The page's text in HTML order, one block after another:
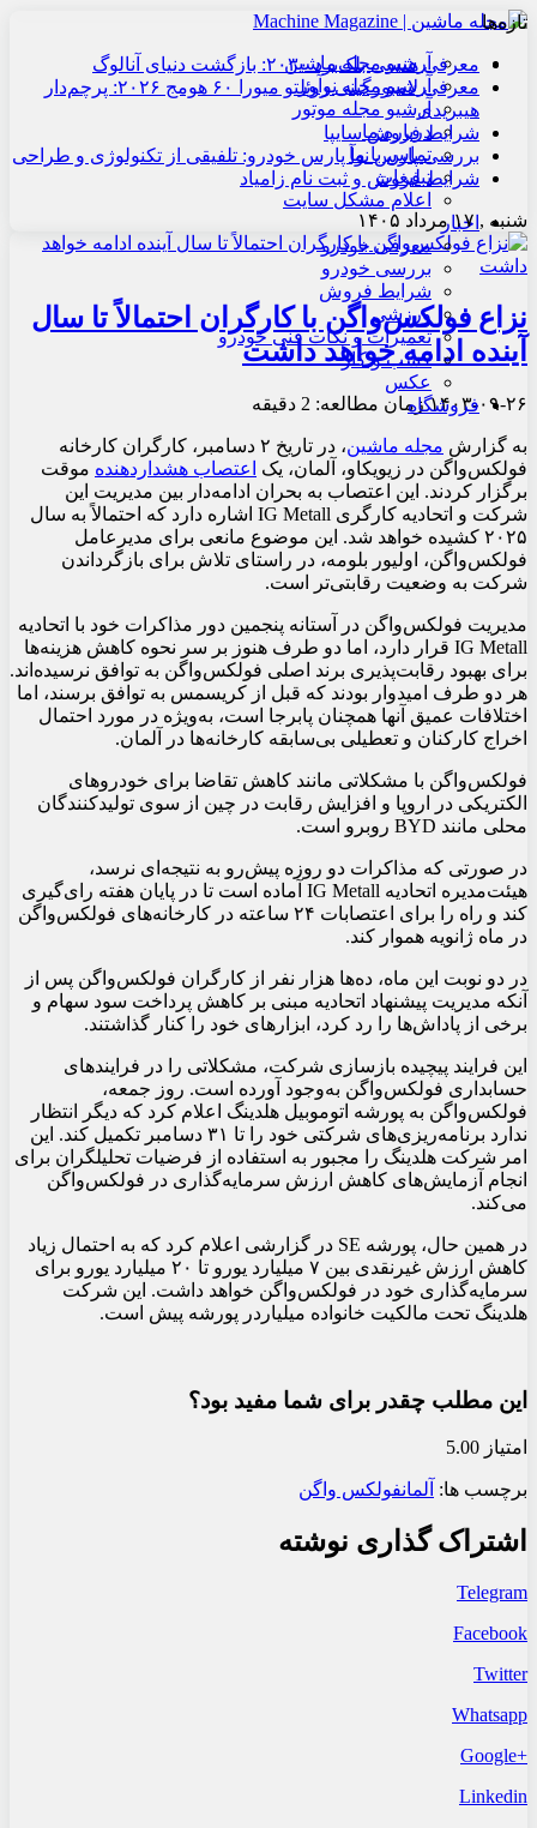
آرشیو مجله ماشین
آرشیو مجله نوآور
آرشیو مجله موتور
درباره ما
تماس با ما
تبلیغات
اعلام مشکل سایت
اخبار
معرفی خودرو
بررسی خودرو
شرایط فروش
ورزشی
تعمیرات و نکات فنی خودرو
کسب و کار
عکس
فروشگاه
تازه‌ها
معرفی هنسی بلک‌برد ۲۰۳۰: بازگشت دنیای آنالوگ
معرفی لامبورگینی روئلتو میورا ۶۰ هومج ۲۰۲۶: پرچم‌دار
هیبریدی
شرایط فروش سایپا
بررسی پارس نوآ پارس خودرو: تلفیقی از تکنولوژی و طراحی
شرایط فروش و ثبت نام زامیاد
شنبه , ۱۷ مرداد ۱۴۰۵
نزاع فولکس‌واگن با کارگران احتمالاً تا سال
آینده ادامه خواهد داشت
۱۴۰۳-۰۹-۲۶زمان مطالعه: 2 دقیقه
به گزارش مجله ماشین
، در تاریخ ۲ دسامبر، کارگران کارخانه
فولکس‌واگن در زیویکاو، آلمان، یک
اعتصاب هشداردهنده موقت
برگزار کردند. این اعتصاب به بحران ادامه‌دار بین مدیریت این
شرکت و اتحادیه کارگری IG Metall اشاره دارد که احتمالاً به سال
۲۰۲۵ کشیده خواهد شد. این موضوع مانعی برای مدیرعامل
فولکس‌واگن، اولیور بلومه، در راستای تلاش برای بازگرداندن
شرکت به وضعیت رقابتی‌تر است.
مدیریت فولکس‌واگن در آستانه پنجمین دور مذاکرات خود با اتحادیه
IG Metall قرار دارد، اما دو طرف هنوز بر سر نحوه کاهش هزینه‌ها
برای بهبود رقابت‌پذیری برند اصلی فولکس‌واگن به توافق نرسیده‌اند.
هر دو طرف امیدوار بودند که قبل از کریسمس به توافق برسند، اما
اختلافات عمیق آنها همچنان پابرجا است، به‌ویژه در مورد احتمال
اخراج کارکنان و تعطیلی بی‌سابقه کارخانه‌ها در آلمان.
فولکس‌واگن با مشکلاتی مانند کاهش تقاضا برای خودروهای
الکتریکی در اروپا و افزایش رقابت در چین از سوی تولیدکنندگان
محلی مانند BYD روبرو است.
در صورتی که مذاکرات دو روزه پیش‌رو به نتیجه‌ای نرسد،
هیئت‌مدیره اتحادیه IG Metall آماده است تا در پایان هفته رای‌گیری
کند و راه را برای اعتصابات ۲۴ ساعته در کارخانه‌های فولکس‌واگن
در ماه ژانویه هموار کند.
در دو نوبت این ماه، ده‌ها هزار نفر از کارگران فولکس‌واگن پس از
آنکه مدیریت پیشنهاد اتحادیه مبنی بر کاهش پرداخت سود سهام و
برخی از پاداش‌ها را رد کرد، ابزارهای خود را کنار گذاشتند.
این فرایند پیچیده بازسازی شرکت، مشکلاتی را در فرایندهای
حسابداری فولکس‌واگن به‌وجود آورده است. روز جمعه،
فولکس‌واگن به پورشه اتوموبیل هلدینگ اعلام کرد که دیگر انتظار
ندارد برنامه‌ریزی‌های شرکتی خود را تا ۳۱ دسامبر تکمیل کند. این
امر شرکت هلدینگ را مجبور به استفاده از فرضیات تحلیلگران برای
انجام آزمایش‌های کاهش ارزش سرمایه‌گذاری در فولکس‌واگن
می‌کند.
در همین حال، پورشه SE در گزارشی اعلام کرد که به احتمال زیاد
کاهش ارزش غیرنقدی بین ۷ میلیارد یورو تا ۲۰ میلیارد یورو برای
سرمایه‌گذاری خود در فولکس‌واگن خواهد داشت. این شرکت
هلدینگ تحت مالکیت خانواده میلیاردر پورشه پیش است.
این مطلب چقدر برای شما مفید بود؟
امتیاز 5.00
برچسب ها: آلمانفولکس واگن
اشتراک گذاری نوشته
Telegram
Facebook
Twitter
Whatsapp
+Google
Linkedin